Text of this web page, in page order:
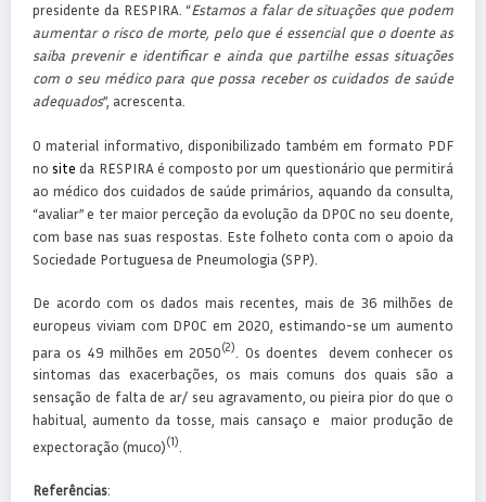
presidente da RESPIRA. “Estamos a falar de situações que podem
aumentar o risco de morte, pelo que é essencial que o doente as
saiba prevenir e identificar e ainda que partilhe essas situações
com o seu médico para que possa receber os cuidados de saúde
adequados”, acrescenta.
O material informativo, disponibilizado também em formato PDF
no site da RESPIRA é composto por um questionário que permitirá
ao médico dos cuidados de saúde primários, aquando da consulta,
“avaliar” e ter maior perceção da evolução da DPOC no seu doente,
com base nas suas respostas. Este folheto conta com o apoio da
Sociedade Portuguesa de Pneumologia (SPP).
De acordo com os dados mais recentes, mais de 36 milhões de
europeus viviam com DPOC em 2020, estimando-se um aumento
para os 49 milhões em 2050(2)
. Os doentes devem conhecer os
sintomas das exacerbações, os mais comuns dos quais são a
sensação de falta de ar/ seu agravamento, ou pieira pior do que o
habitual, aumento da tosse, mais cansaço e maior produção de
expectoração (muco)(1)
Referências: